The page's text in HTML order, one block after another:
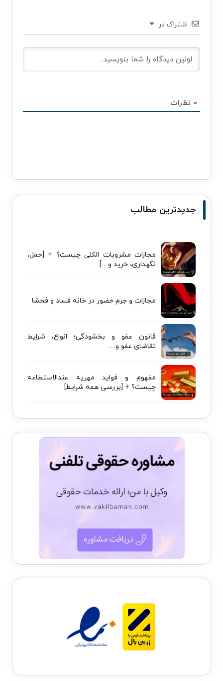
اشتراک در
۰ نظرات
جدیدترین مطالب
مجازات مشروبات الکلی چیست؟ + [حمل،
نگهداری، خرید و…]
مجازات و جرم حضور در خانه فساد و فحشا
قانون عفو و بخشودگی؛ انواع، شرایط
تقاضای عفو و…
مفهوم و فواید مهریه عندالاستطاعه
چیست؟ + [بررسی همه شرایط]